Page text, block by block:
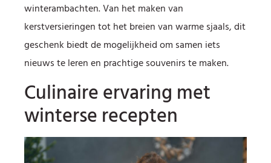
winterambachten. Van het maken van
kerstversieringen tot het breien van warme sjaals, dit
geschenk biedt de mogelijkheid om samen iets
nieuws te leren en prachtige souvenirs te maken.
Culinaire ervaring met
winterse recepten